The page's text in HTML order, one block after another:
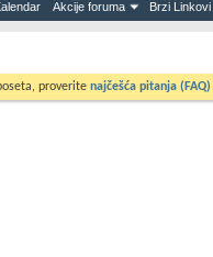
Akcije foruma Brzi Linkovi
proverite najčešća pitanja (FAQ)